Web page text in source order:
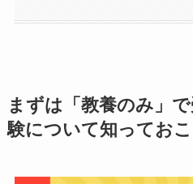
まずは「教養のみ」
験について知っておこ